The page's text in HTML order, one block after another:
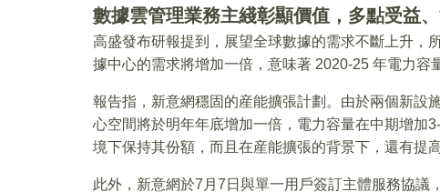
數據雲管理業務主綫彰顯價值，多點受益
高盛發布研報提到，展望全球數據的需求不斷上升，
據中心的需求將增加一倍，意味著 2020-25 年電力容
報告指，新意網穩固的産能擴張計劃。由於兩個新設
心空間將於明年年底增加一倍，電力容量在中期增加
境下保持其份額，而且在産能擴張的背景下，還有提
此外，新意網於7月7日與單一用戶簽訂主體服務協